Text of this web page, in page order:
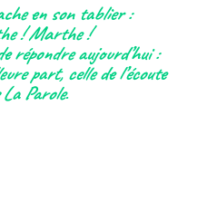
en son tablier :
! Marthe !
répondre aujourd’hui :
part, celle de l’écoute
La Parole.